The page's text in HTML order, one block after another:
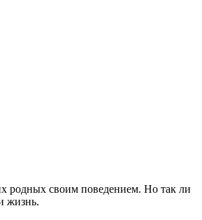
родных своим поведением. Но так ли
жизнь.